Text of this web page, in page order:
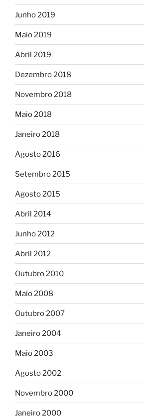
Junho 2019
Maio 2019
Abril 2019
Dezembro 2018
Novembro 2018
Maio 2018
Janeiro 2018
Agosto 2016
Setembro 2015
Agosto 2015
Abril 2014
Junho 2012
Abril 2012
Outubro 2010
Maio 2008
Outubro 2007
Janeiro 2004
Maio 2003
Agosto 2002
Novembro 2000
Janeiro 2000